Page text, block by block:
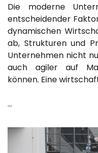
Die moderne
entscheidender
dynamischen
ab, Strukturen und
Unternehmen nicht
auch agiler auf
können. Eine
…